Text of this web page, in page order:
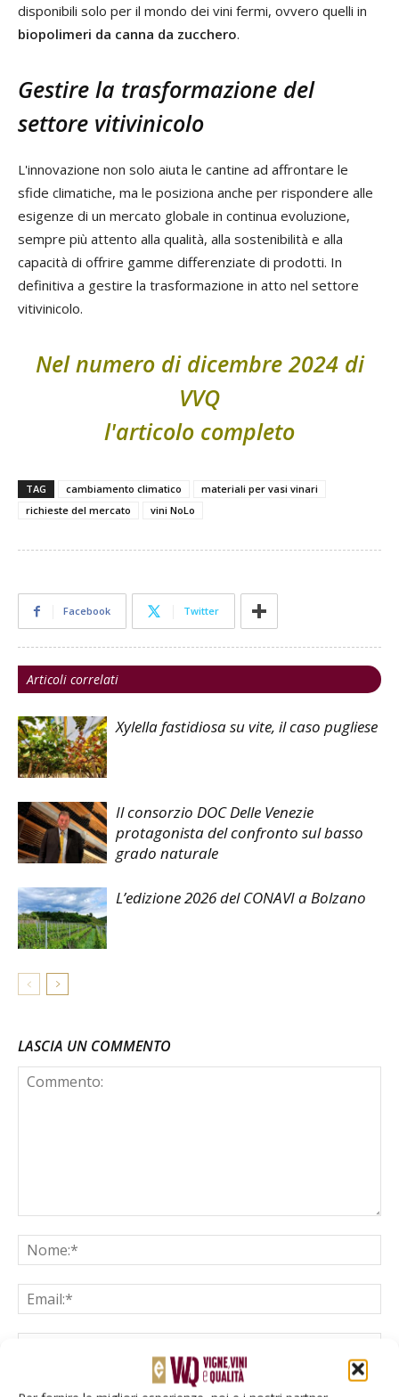
disponibili solo per il mondo dei vini fermi, ovvero quelli in
biopolimeri da canna da zucchero.
Gestire la trasformazione del
settore vitivinicolo
L'innovazione non solo aiuta le cantine ad affrontare le
sfide climatiche, ma le posiziona anche per rispondere alle
esigenze di un mercato globale in continua evoluzione,
sempre più attento alla qualità, alla sostenibilità e alla
capacità di offrire gamme differenziate di prodotti. In
definitiva a gestire la trasformazione in atto nel settore
vitivinicolo.
Nel numero di dicembre 2024 di
VVQ
l'articolo completo
TAG cambiamento climatico
materiali per vasi vinari
richieste del mercato
vini NoLo
Facebook Twitter
Articoli correlati
Xylella fastidiosa su vite, il caso pugliese
Il consorzio DOC Delle Venezie
protagonista del confronto sul basso
grado naturale
L’edizione 2026 del CONAVI a Bolzano
LASCIA UN COMMENTO
Salva il mio nome, email e sito web in questo browser per la